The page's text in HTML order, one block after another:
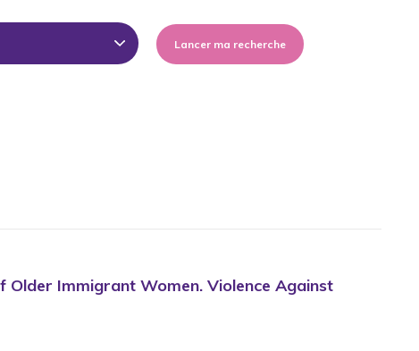
Lancer ma recherche
Older Immigrant Women. Violence Against